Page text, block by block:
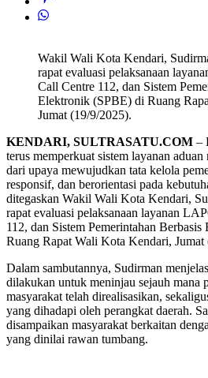
Wakil Wali Kota Kendari,
rapat evaluasi pelaksanaan
Call Centre 112, dan Sistem
Elektronik (SPBE) di Ruang
Jumat (19/9/2025).
KENDARI, SULTRASATU.COM –
terus memperkuat sistem layanan aduan
dari upaya mewujudkan tata kelola
responsif, dan berorientasi pada
ditegaskan Wakil Wali Kota Kendari,
rapat evaluasi pelaksanaan layanan
112, dan Sistem Pemerintahan
Ruang Rapat Wali Kota Kendari, Jumat
Dalam sambutannya, Sudirman
dilakukan untuk meninjau sejauh mana
masyarakat telah direalisasikan,
yang dihadapi oleh perangkat daerah.
disampaikan masyarakat berkaitan
yang dinilai rawan tumbang.